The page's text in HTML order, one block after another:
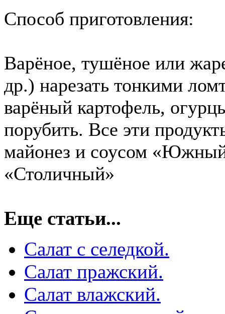
Способ приготовления:
Варёное, тушёное или
др.) нарезать тонкими
варёный картофель,
порубить. Все эти
майонез и соусом
«Столичный»
Еще статьи...
Салат с селедкой.
Салат пражский.
Салат влажский.